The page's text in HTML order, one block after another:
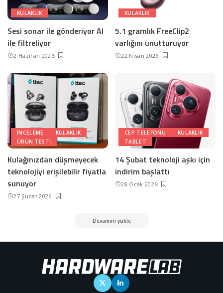
KULAKLIK
Sesi sonar ile gönderiyor AI
ile filtreliyor
2 Haziran 2026
KULAKLIK
5.1 gramlık FreeClip2
varlığını unutturuyor
22 Nisan 2026
INCELEME
KULAKLIK
ÜRÜN TESTI
Kulağınızdan düşmeyecek
teknolojiyi erişilebilir fiyatla
sunuyor
27 Şubat 2026
CEP TELEFONU
KULAKLIK
TABLET
14 Şubat teknoloji aşkı için
indirim başlattı
28 Ocak 2026
Devamını yükle